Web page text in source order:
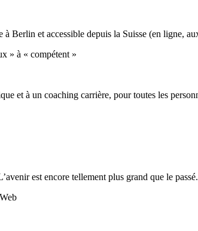
Berlin et accessible depuis la Suisse (en ligne,
» à « compétent »
et à un coaching carrière, pour toutes les
est encore tellement plus grand que le passé.